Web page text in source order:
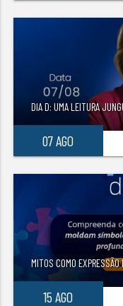
DIA D: UMA LEITURA
07 AGO
MITOS COMO EXPRESSÃO
15 AGO